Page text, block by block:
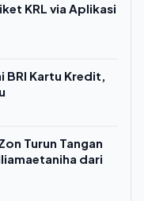
KRL via Aplikasi
BRI Kartu Kredit,
Turun Tangan
dari